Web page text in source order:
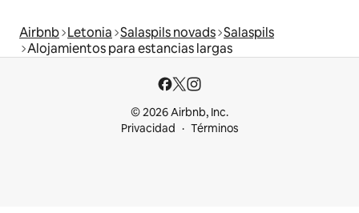
Airbnb Letonia Salaspils novads Salaspils
Alojamientos para estancias largas
© 2026 Airbnb, Inc.
Privacidad
Términos